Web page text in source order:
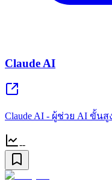
Claude AI
Claude AI - ผู้ช่วย AI ขั้น
--